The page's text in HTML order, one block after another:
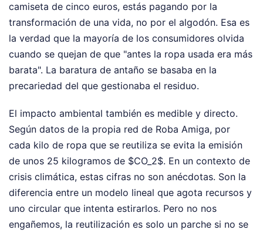
camiseta de cinco euros, estás pagando por la
transformación de una vida, no por el algodón. Esa es
la verdad que la mayoría de los consumidores olvida
cuando se quejan de que "antes la ropa usada era más
barata". La baratura de antaño se basaba en la
precariedad del que gestionaba el residuo.
El impacto ambiental también es medible y directo.
Según datos de la propia red de Roba Amiga, por
cada kilo de ropa que se reutiliza se evita la emisión
de unos 25 kilogramos de $CO_2$. En un contexto de
crisis climática, estas cifras no son anécdotas. Son la
diferencia entre un modelo lineal que agota recursos y
uno circular que intenta estirarlos. Pero no nos
engañemos, la reutilización es solo un parche si no se